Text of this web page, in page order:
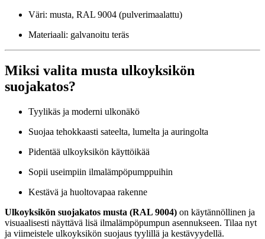
Väri: musta, RAL 9004 (pulverimaalattu)
Materiaali: galvanoitu teräs
Miksi valita musta ulkoyksikön
suojakatos?
Tyylikäs ja moderni ulkonäkö
Suojaa tehokkaasti sateelta, lumelta ja auringolta
Pidentää ulkoyksikön käyttöikää
Sopii useimpiin ilmalämpöpumppuihin
Kestävä ja huoltovapaa rakenne
Ulkoyksikön suojakatos musta (RAL 9004) on käytännöllinen ja
visuaalisesti näyttävä lisä ilmalämpöpumpun asennukseen. Tilaa nyt
ja viimeistele ulkoyksikön suojaus tyylillä ja kestävyydellä.